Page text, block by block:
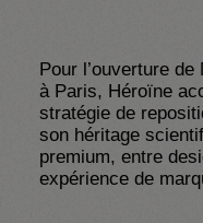
Pour l’ouverture
à Paris, Héroïne
stratégie de
son héritage
premium, entre
expérience de